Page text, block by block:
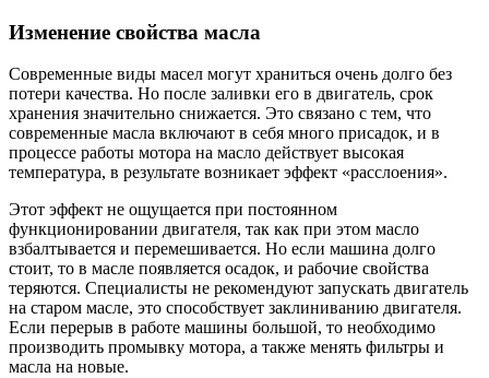
Изменение свойства масла
Современные виды масел могут храниться очень долго без
потери качества. Но после заливки его в двигатель, срок
хранения значительно снижается. Это связано с тем, что
современные масла включают в себя много присадок, и в
процессе работы мотора на масло действует высокая
температура, в результате возникает эффект «расслоения».
Этот эффект не ощущается при постоянном
функционировании двигателя, так как при этом масло
взбалтывается и перемешивается. Но если машина долго
стоит, то в масле появляется осадок, и рабочие свойства
теряются. Специалисты не рекомендуют запускать двигатель
на старом масле, это способствует заклиниванию двигателя.
Если перерыв в работе машины большой, то необходимо
производить промывку мотора, а также менять фильтры и
масла на новые.